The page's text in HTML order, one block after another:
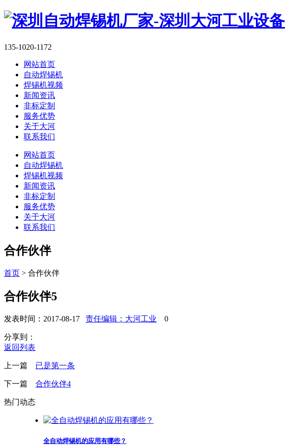
135-1020-1172
网站首页
自动焊锡机
焊锡机视频
新闻资讯
非标定制
服务优势
关于大河
联系我们
网站首页
自动焊锡机
焊锡机视频
新闻资讯
非标定制
服务优势
关于大河
联系我们
合作伙伴
首页 > 合作伙伴
合作伙伴5
发表时间：2017-08-17 责任编辑：大河工业 0
分享到：
返回列表
上一篇 已是第一条
下一篇 合作伙伴4
热门动态
全自动焊锡机的应用有哪些？